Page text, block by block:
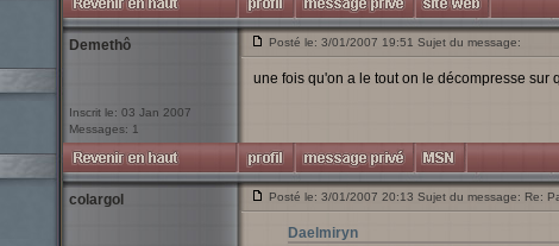
Demethô
Inscrit le: 03 Jan 2007
Messages: 1
Posté le: 3/01/2007 19:51 Sujet du message:
une fois qu'on a le tout on le décompresse sur
colargol Posté le: 3/01/2007 20:13 Sujet du message: Re:
Daelmiryn